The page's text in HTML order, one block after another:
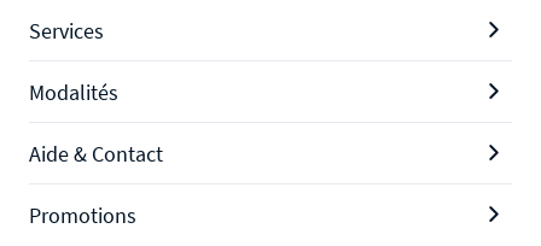
Services
Modalités
Aide & Contact
Promotions